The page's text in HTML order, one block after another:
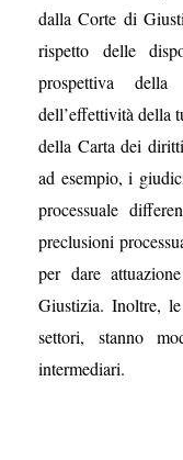
dalla Corte di
rispetto delle
prospettiva
dell’effettività della
della Carta dei
ad esempio, i
processuale
preclusioni
per dare
Giustizia. Inoltre,
settori, stanno
intermediari.